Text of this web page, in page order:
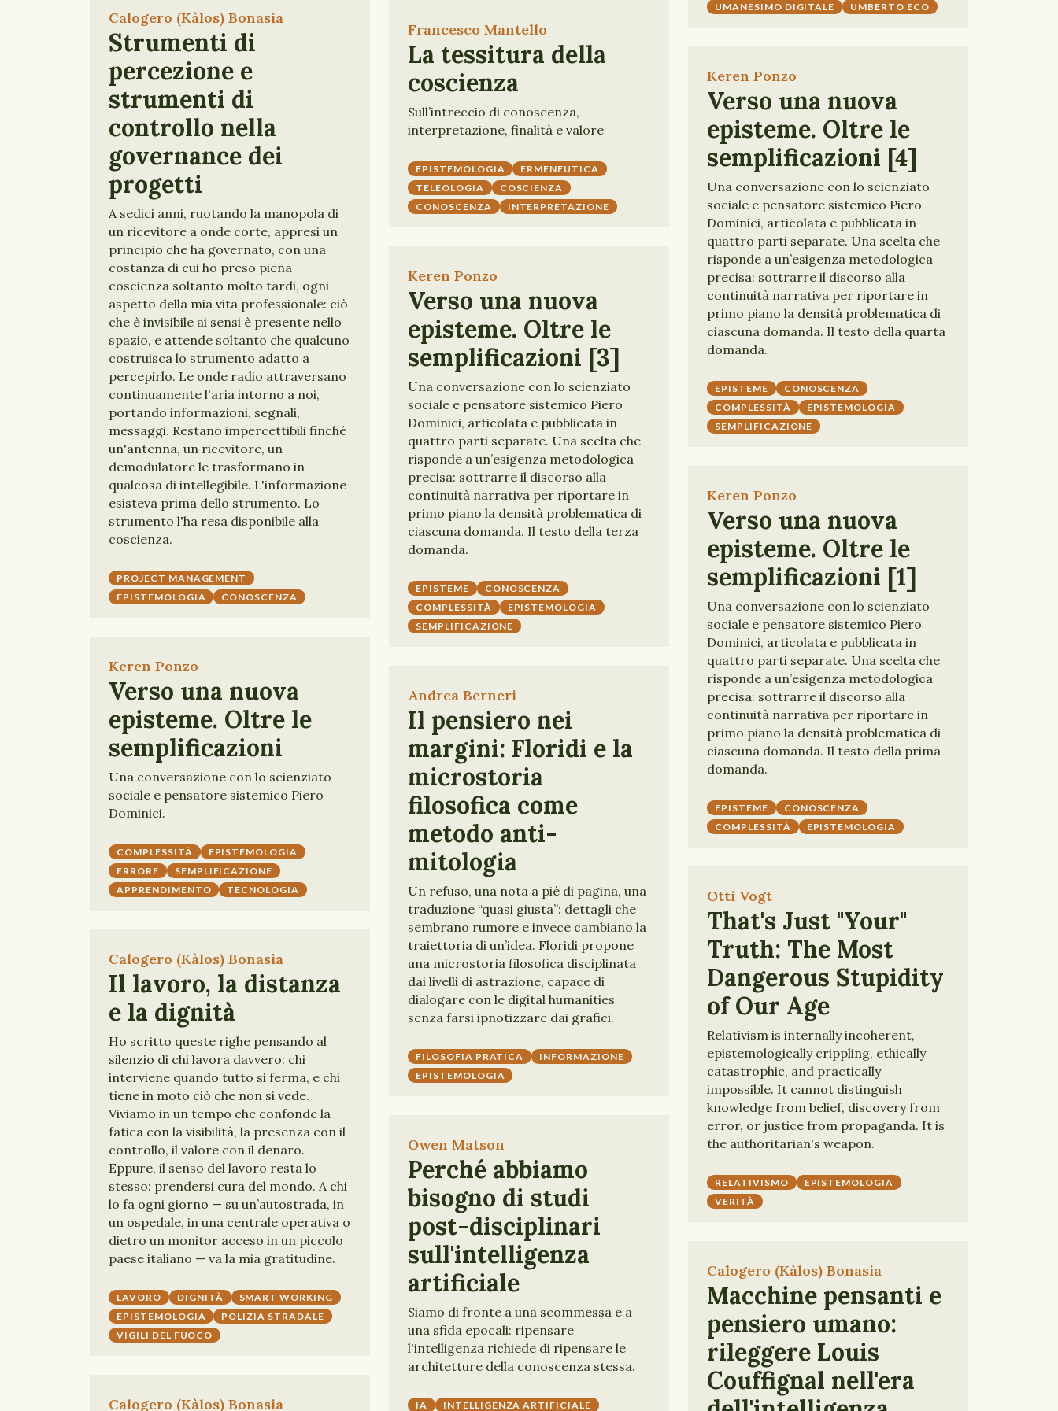
UMANESIMO DIGITALE
UMBERTO ECO
Calogero (Kàlos) Bonasia
Strumenti di
percezione e
strumenti di
controllo nella
governance dei
progetti
A sedici anni, ruotando la manopola di
un ricevitore a onde corte, appresi un
principio che ha governato, con una
costanza di cui ho preso piena
coscienza soltanto molto tardi, ogni
aspetto della mia vita professionale: ciò
che è invisibile ai sensi è presente nello
spazio, e attende soltanto che qualcuno
costruisca lo strumento adatto a
percepirlo. Le onde radio attraversano
continuamente l'aria intorno a noi,
portando informazioni, segnali,
messaggi. Restano impercettibili finché
un'antenna, un ricevitore, un
demodulatore le trasformano in
qualcosa di intellegibile. L'informazione
esisteva prima dello strumento. Lo
strumento l'ha resa disponibile alla
coscienza.
PROJECT MANAGEMENT
EPISTEMOLOGIA
CONOSCENZA
Francesco Mantello
La tessitura della
coscienza
Sull’intreccio di conoscenza,
interpretazione, finalità e valore
EPISTEMOLOGIA
ERMENEUTICA
TELEOLOGIA
COSCIENZA
CONOSCENZA
INTERPRETAZIONE
Keren Ponzo
Verso una nuova
episteme. Oltre le
semplificazioni [4]
Una conversazione con lo scienziato
sociale e pensatore sistemico Piero
Dominici, articolata e pubblicata in
quattro parti separate. Una scelta che
risponde a un’esigenza metodologica
precisa: sottrarre il discorso alla
continuità narrativa per riportare in
primo piano la densità problematica di
ciascuna domanda. Il testo della quarta
domanda.
EPISTEME
CONOSCENZA
COMPLESSITÀ
EPISTEMOLOGIA
SEMPLIFICAZIONE
Keren Ponzo
Verso una nuova
episteme. Oltre le
semplificazioni [3]
Una conversazione con lo scienziato
sociale e pensatore sistemico Piero
Dominici, articolata e pubblicata in
quattro parti separate. Una scelta che
risponde a un’esigenza metodologica
precisa: sottrarre il discorso alla
continuità narrativa per riportare in
primo piano la densità problematica di
ciascuna domanda. Il testo della terza
domanda.
EPISTEME
CONOSCENZA
COMPLESSITÀ
EPISTEMOLOGIA
SEMPLIFICAZIONE
Keren Ponzo
Verso una nuova
episteme. Oltre le
semplificazioni [1]
Una conversazione con lo scienziato
sociale e pensatore sistemico Piero
Dominici, articolata e pubblicata in
quattro parti separate. Una scelta che
risponde a un’esigenza metodologica
precisa: sottrarre il discorso alla
continuità narrativa per riportare in
primo piano la densità problematica di
ciascuna domanda. Il testo della prima
domanda.
EPISTEME
CONOSCENZA
COMPLESSITÀ
EPISTEMOLOGIA
Keren Ponzo
Verso una nuova
episteme. Oltre le
semplificazioni
Una conversazione con lo scienziato
sociale e pensatore sistemico Piero
Dominici.
COMPLESSITÀ
EPISTEMOLOGIA
ERRORE
SEMPLIFICAZIONE
APPRENDIMENTO
TECNOLOGIA
Andrea Berneri
Il pensiero nei
margini: Floridi e la
microstoria
filosofica come
metodo anti-
mitologia
Un refuso, una nota a piè di pagina, una
traduzione “quasi giusta”: dettagli che
sembrano rumore e invece cambiano la
traiettoria di un’idea. Floridi propone
una microstoria filosofica disciplinata
dai livelli di astrazione, capace di
dialogare con le digital humanities
senza farsi ipnotizzare dai grafici.
FILOSOFIA PRATICA
INFORMAZIONE
EPISTEMOLOGIA
Otti Vogt
That's Just "Your"
Truth: The Most
Dangerous Stupidity
of Our Age
Relativism is internally incoherent,
epistemologically crippling, ethically
catastrophic, and practically
impossible. It cannot distinguish
knowledge from belief, discovery from
error, or justice from propaganda. It is
the authoritarian's weapon.
RELATIVISMO
EPISTEMOLOGIA
VERITÀ
Calogero (Kàlos) Bonasia
Il lavoro, la distanza
e la dignità
Ho scritto queste righe pensando al
silenzio di chi lavora davvero: chi
interviene quando tutto si ferma, e chi
tiene in moto ciò che non si vede.
Viviamo in un tempo che confonde la
fatica con la visibilità, la presenza con il
controllo, il valore con il denaro.
Eppure, il senso del lavoro resta lo
stesso: prendersi cura del mondo. A chi
lo fa ogni giorno — su un’autostrada, in
un ospedale, in una centrale operativa o
dietro un monitor acceso in un piccolo
paese italiano — va la mia gratitudine.
LAVORO DIGNITÀ
SMART WORKING
EPISTEMOLOGIA
POLIZIA STRADALE
VIGILI DEL FUOCO
Owen Matson
Perché abbiamo
bisogno di studi
post-disciplinari
sull'intelligenza
artificiale
Siamo di fronte a una scommessa e a
una sfida epocali: ripensare
l'intelligenza richiede di ripensare le
architetture della conoscenza stessa.
IA INTELLIGENZA ARTIFICIALE
Calogero (Kàlos) Bonasia
Macchine pensanti e
pensiero umano:
rileggere Louis
Couffignal nell'era
Calogero (Kàlos) Bonasia